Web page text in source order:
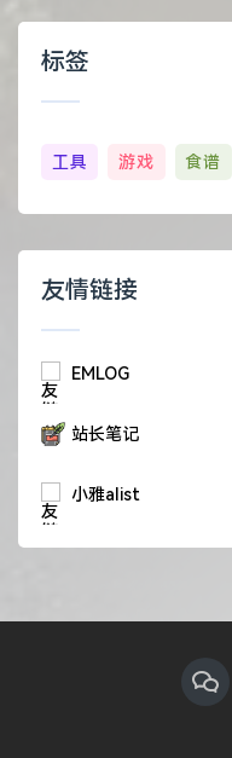
标签
工具 游戏 食谱
友情链接
EMLOG
站长笔记
小雅alist